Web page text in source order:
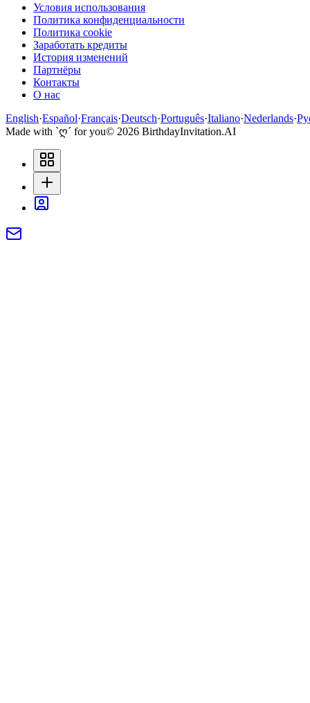
Условия использования
Политика конфиденциальности
Политика cookie
Заработать кредиты
История изменений
Партнёры
Контакты
О нас
English·Español·Français·Deutsch·Português·Italiano·Nederlands·
Made with `ღ´ for you© 2026 BirthdayInvitation.AI